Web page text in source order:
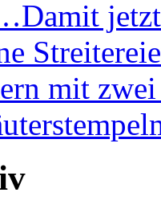
jetzt
mit